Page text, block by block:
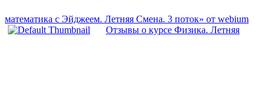
математика с Эйджеем. Летняя Смена. 3 поток» от webium
Отзывы о курсе Физика. Летняя